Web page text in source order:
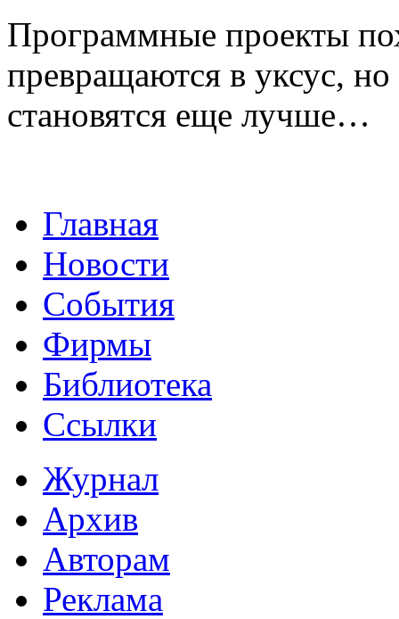
Программные проекты
превращаются в уксус,
становятся еще лучше…
Главная
Новости
События
Фирмы
Библиотека
Ссылки
Журнал
Архив
Авторам
Реклама